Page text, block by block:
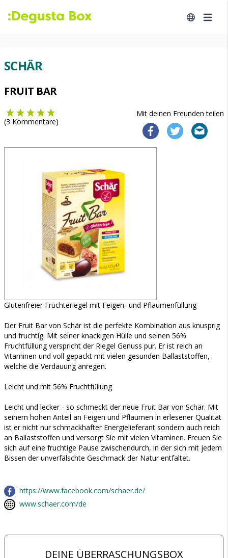
SCHÄR
FRUIT BAR
Mit deinen Freunden teilen
(3 Kommentare)
Glutenfreier Früchteriegel mit Feigen- und Pflaumenfüllung
Der Fruit Bar von Schär ist die perfekte Kombination aus knusprig
und fruchtig. Mit seiner knackigen Hülle und seinen 56%
Fruchtfüllung verspricht der Riegel Genuss pur. Er ist reich an
Vitaminen und voll gepackt mit vielen gesunden Ballaststoffen,
welche die Verdauung anregen.
Leicht und mit 56% Fruchtfüllung
Leicht und lecker - so schmeckt der neue Fruit Bar von Schär. Mit
seinem hohen Anteil an Feigen und Pflaumen in erlesener Qualität
ist er nicht nur schmackhafter Energielieferant sondern auch reich
an Ballaststoffen und versorgt Sie mit vielen Vitaminen. Freuen Sie
sich auf eine fruchtige Pause zwischendurch, in der sich mit jedem
Bissen der unverfälschte Geschmack der Natur entfaltet.
https://www.facebook.com/schaer.de/
www.schaer.com/de
DEINE ÜBERRASCHUNGSBOX